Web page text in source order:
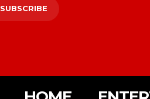
SUBSCRIBE